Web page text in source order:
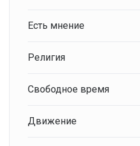
Есть мнение
Религия
Свободное время
Движение